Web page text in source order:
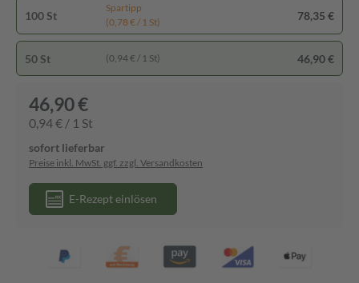
100 St
Spartipp
(0,78 € / 1 St)
78,35 €
50 St (0,94 € / 1 St) 46,90 €
46,90 €
0,94 € / 1 St
sofort lieferbar
Preise inkl. MwSt. ggf. zzgl. Versandkosten
E-Rezept einlösen